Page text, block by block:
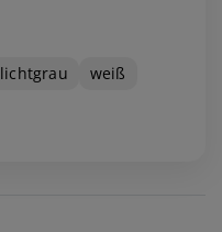
lichtgrau
weiß